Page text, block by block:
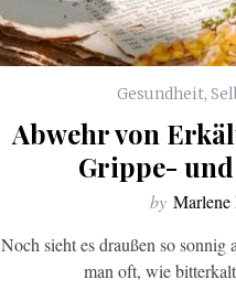
Gesundheit,
Abwehr von
Grippe-
by Marlene
Noch sieht es draußen so
man oft, wie